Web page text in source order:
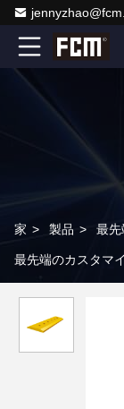
家 > 製品 > 最先
最先端のカスタマ